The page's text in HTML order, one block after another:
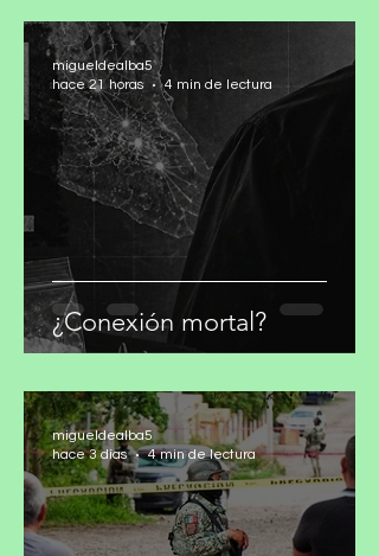
¿Conexión mortal?
migueldealba5
hace 21 horas
4 min de lectura
migueldealba5
hace 3 días
4 min de lectura